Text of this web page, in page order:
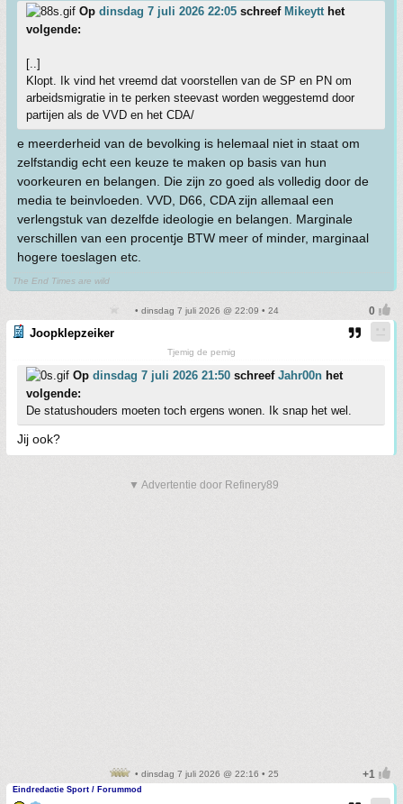
Op dinsdag 7 juli 2026 22:05 schreef Mikeytthet
volgende:
[..]
Klopt. Ik vind het vreemd dat voorstellen van de SP en PN om
arbeidsmigratie in te perken steevast worden weggestemd door
partijen als de VVD en het CDA/
e meerderheid van de bevolking is helemaal niet in staat om
zelfstandig echt een keuze te maken op basis van hun
voorkeuren en belangen. Die zijn zo goed als volledig door de
media te beinvloeden. VVD, D66, CDA zijn allemaal een
verlengstuk van dezelfde ideologie en belangen. Marginale
verschillen van een procentje BTW meer of minder, marginaal
hogere toeslagen etc.
The End Times are wild
• dinsdag 7 juli 2026 @ 22:09 • 24
Joopklepzeiker
Tjemig de pemig
Op dinsdag 7 juli 2026 21:50 schreef Jahr00n het
volgende:
De statushouders moeten toch ergens wonen. Ik snap het wel.
Jij ook?
▼ Advertentie door Refinery89
• dinsdag 7 juli 2026 @ 22:16 • 25
Eindredactie Sport / Forummod